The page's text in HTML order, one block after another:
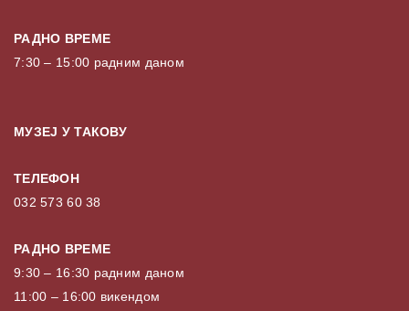
РАДНО ВРЕМЕ
7:30 – 15:00 радним даном
МУЗЕЈ У ТАКОВУ
ТЕЛЕФОН
032 573 60 38
РАДНО ВРЕМЕ
9:30 – 16:30 радним даном
11:00 – 16:00 викендом